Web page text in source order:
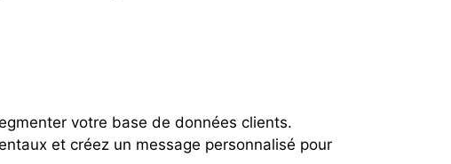
votre base de données clients.
et créez un message personnalisé pour